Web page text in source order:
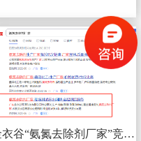
金衣谷“氨氮去除剂厂家”竞价包年推广上线